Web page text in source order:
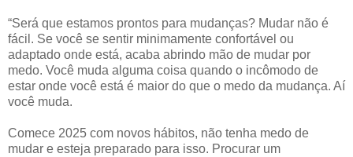
“Será que estamos prontos para mudanças? Mudar não é
fácil. Se você se sentir minimamente confortável ou
adaptado onde está, acaba abrindo mão de mudar por
medo. Você muda alguma coisa quando o incômodo de
estar onde você está é maior do que o medo da mudança. Aí
você muda.
Comece 2025 com novos hábitos, não tenha medo de
mudar e esteja preparado para isso. Procurar um